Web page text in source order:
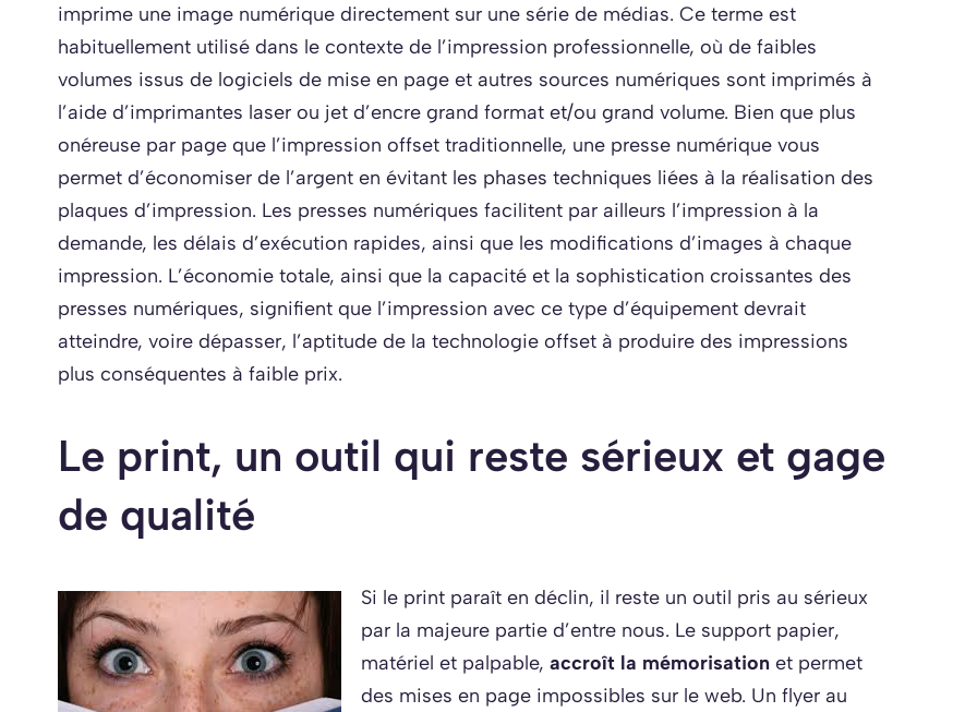
imprime une image numérique directement sur une série de médias. Ce terme est
habituellement utilisé dans le contexte de l’impression professionnelle, où de faibles
volumes issus de logiciels de mise en page et autres sources numériques sont imprimés à
l’aide d’imprimantes laser ou jet d’encre grand format et/ou grand volume. Bien que plus
onéreuse par page que l’impression offset traditionnelle, une presse numérique vous
permet d’économiser de l’argent en évitant les phases techniques liées à la réalisation des
plaques d’impression. Les presses numériques facilitent par ailleurs l’impression à la
demande, les délais d’exécution rapides, ainsi que les modifications d’images à chaque
impression. L’économie totale, ainsi que la capacité et la sophistication croissantes des
presses numériques, signifient que l’impression avec ce type d’équipement devrait
atteindre, voire dépasser, l’aptitude de la technologie offset à produire des impressions
plus conséquentes à faible prix.
Le print, un outil qui reste sérieux et gage
de qualité
Si le print paraît en déclin, il reste un outil pris au sérieux
par la majeure partie d’entre nous. Le support papier,
matériel et palpable, accroît la mémorisationet permet
des mises en page impossibles sur le web. Un flyer au